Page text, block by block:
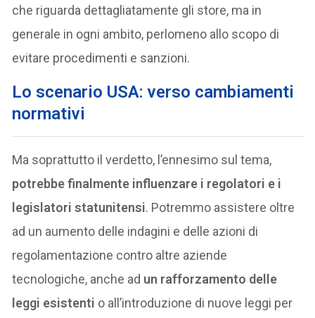
che riguarda dettagliatamente gli store, ma in
generale in ogni ambito, perlomeno allo scopo di
evitare procedimenti e sanzioni.
Lo scenario USA: verso cambiamenti
normativi
Ma soprattutto il verdetto, l’ennesimo sul tema,
potrebbe finalmente influenzare i regolatori e i
legislatori statunitensi. Potremmo assistere oltre
ad un aumento delle indagini e delle azioni di
regolamentazione contro altre aziende
tecnologiche, anche ad un rafforzamento delle
leggi esistenti o all’introduzione di nuove leggi per